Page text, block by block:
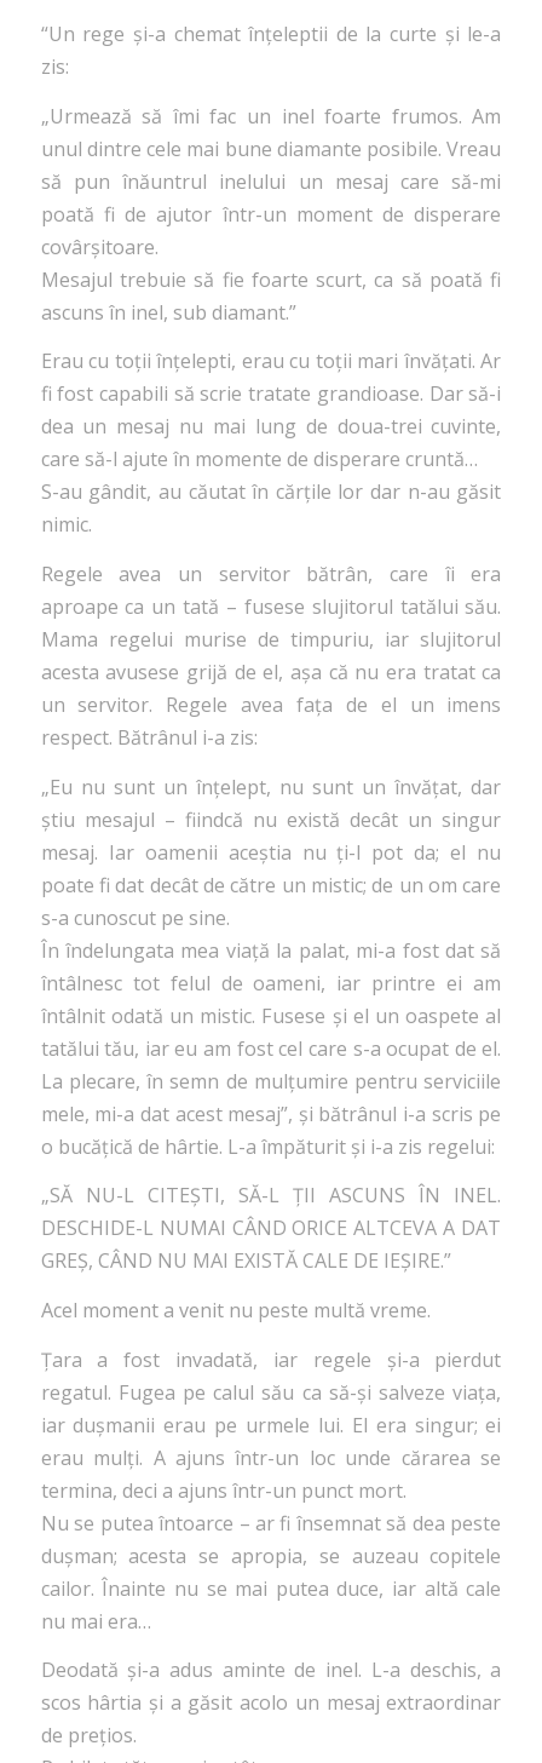
“Un rege și-a chemat înțeleptii de la curte și le-a
zis:
„Urmează să îmi fac un inel foarte frumos. Am
unul dintre cele mai bune diamante posibile. Vreau
să pun înăuntrul inelului un mesaj care să-mi
poată fi de ajutor într-un moment de disperare
covârșitoare.
Mesajul trebuie să fie foarte scurt, ca să poată fi
ascuns în inel, sub diamant.”
Erau cu toții înțelepti, erau cu toții mari învățati. Ar
fi fost capabili să scrie tratate grandioase. Dar să-i
dea un mesaj nu mai lung de doua-trei cuvinte,
care să-l ajute în momente de disperare cruntă…
S-au gândit, au căutat în cărțile lor dar n-au găsit
nimic.
Regele avea un servitor bătrân, care îi era
aproape ca un tată – fusese slujitorul tatălui său.
Mama regelui murise de timpuriu, iar slujitorul
acesta avusese grijă de el, așa că nu era tratat ca
un servitor. Regele avea fața de el un imens
respect. Bătrânul i-a zis:
„Eu nu sunt un înțelept, nu sunt un învățat, dar
știu mesajul – fiindcă nu există decât un singur
mesaj. Iar oamenii aceștia nu ți-l pot da; el nu
poate fi dat decât de către un mistic; de un om care
s-a cunoscut pe sine.
În îndelungata mea viață la palat, mi-a fost dat să
întâlnesc tot felul de oameni, iar printre ei am
întâlnit odată un mistic. Fusese și el un oaspete al
tatălui tău, iar eu am fost cel care s-a ocupat de el.
La plecare, în semn de mulțumire pentru serviciile
mele, mi-a dat acest mesaj”, și bătrânul i-a scris pe
o bucățică de hârtie. L-a împăturit și i-a zis regelui:
„SĂ NU-L CITEȘTI, SĂ-L ȚII ASCUNS ÎN INEL.
DESCHIDE-L NUMAI CÂND ORICE ALTCEVA A DAT
GREȘ, CÂND NU MAI EXISTĂ CALE DE IEȘIRE.”
Acel moment a venit nu peste multă vreme.
Țara a fost invadată, iar regele și-a pierdut
regatul. Fugea pe calul său ca să-și salveze viața,
iar dușmanii erau pe urmele lui. El era singur; ei
erau mulți. A ajuns într-un loc unde cărarea se
termina, deci a ajuns într-un punct mort.
Nu se putea întoarce – ar fi însemnat să dea peste
dușman; acesta se apropia, se auzeau copitele
cailor. Înainte nu se mai putea duce, iar altă cale
nu mai era…
Deodată și-a adus aminte de inel. L-a deschis, a
scos hârtia și a găsit acolo un mesaj extraordinar
de prețios.